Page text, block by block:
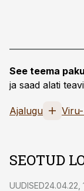
See teema
ja saad alati
Ajalugu
SEOTUD
UUDISED24.04.22,